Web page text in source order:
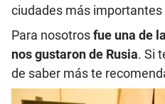
ciudades más importantes
Para nosotrosfue una de
nos gustaron de Rusia. Si
de saber más te